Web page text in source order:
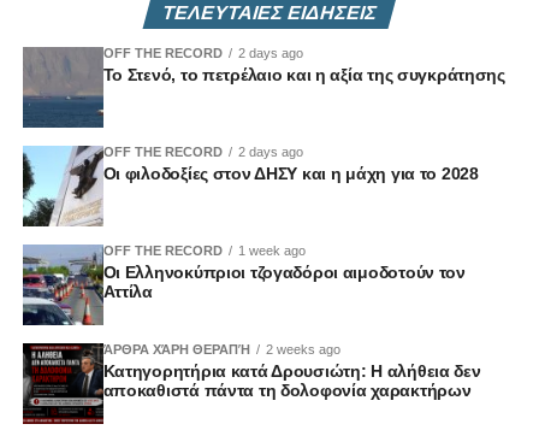
ΤΕΛΕΥΤΑΙΕΣ ΕΙΔΗΣΕΙΣ
OFF THE RECORD 2 days ago
Το Στενό, το πετρέλαιο και η αξία της συγκράτησης
OFF THE RECORD 2 days ago
Οι φιλοδοξίες στον ΔΗΣΥ και η μάχη για το 2028
OFF THE RECORD 1 week ago
Οι Ελληνοκύπριοι τζογαδόροι αιμοδοτούν τον
Αττίλα
ΆΡΘΡΑ ΧΆΡΗ ΘΕΡΑΠΉ 2 weeks ago
Κατηγορητήρια κατά Δρουσιώτη: Η αλήθεια δεν
αποκαθιστά πάντα τη δολοφονία χαρακτήρων